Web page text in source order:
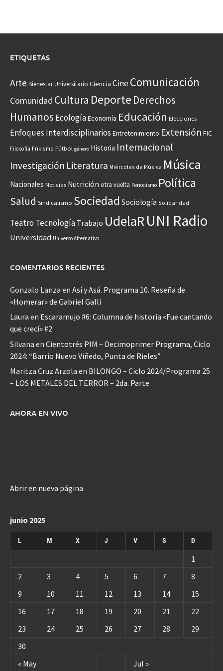
ETIQUETAS
Arte Bienestar Universitario Ciencia CineComunicación
Comunidad Cultura Deporte Derechos
Humanos EcologíaEconomía Educación Elecciones
Enfoques Interdisciplinarios Entretenimiento Extensión FIC
Filosofía Frikismo Fútbol género Historia Internacional
Investigación Literatura Miércoles de Música Música
Nacionales Noticias Nutrición otra vuelta Periodismo Política
Salud Sindicalismo Sociedad Sociología Solidaridad
Teatro Tecnología Trabajo UdelaR UNI Radio
Universidad Universo Alternativo
COMENTARIOS RECIENTES
Gonzalo Lanza en Así y Asá. Programa 10. Reseña de
«Homerar» de Gabriel Galli
Laura en Escaramujo #6: Columna de historia «Fue cantando
que crecí» #2
Silvana en Cientotrés PIM – Decimoprimer Programa, Ciclo
2024: “Barrio Nuevo Viñedo, Punta de Rieles”
Maritza Cruz Arzola en BILONGO – Ciclo 2024/Programa 25
– LOS METALES DEL TERROR – 2da. Parte
AHORA EN VIVO
Abrir en nueva página
junio 2025
L M X J V S D
« May Jul »
1
2
3 4 5 6 7
8
9
10 11 12 13 14
15
16
17 18 19 20 21
22
23
24 25 26 27 28
29
30